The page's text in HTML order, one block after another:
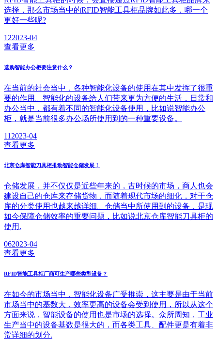
选择，那么市场当中的RFID智能工具柜品牌如此多，哪一个
更好一些呢?
122023-04
查看更多
选购智能办公柜要注意什么？
在当前的社会当中，各种智能化设备的使用在其中发挥了很重
要的作用。智能化的设备给人们带来更为方便的生活，日常和
办公当中，都有着不同的智能化设备使用，比如说智能办公
柜，就是当前很多办公场所使用到的一种重要设备。
11 2023-04
查看更多
北京仓库智能刀具柜推动智能仓储发展！
仓储发展，并不仅仅是近些年来的，古时候的市场，商人也会
建设自己的仓库来存储货物，而随着现代市场的细化，对于仓
库的分类使用也越来越详细。仓储当中所使用到的设备，是现
如今保障仓储效率的重要问题，比如说北京仓库智能刀具柜的
使用.
062023-04
查看更多
RFID智能工具柜厂商可生产哪些类型设备？
在如今的市场当中，智能化设备广受推崇，这主要是由于当前
市场当中的基数大，效率更高的设备会受到使用，所以从这个
方面来说，智能设备的使用也是市场的选择。众所周知，工业
生产当中的设备基数是很大的，而各类工具、配件更是有着非
常详细的划分.